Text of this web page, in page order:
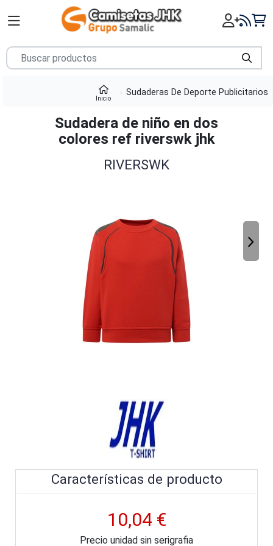
Inicio
Sudaderas De Deporte Publicitarios
Sudadera de niño en dos
colores ref riverswk jhk
RIVERSWK
Características de producto
10,04 €
Precio unidad sin serigrafia